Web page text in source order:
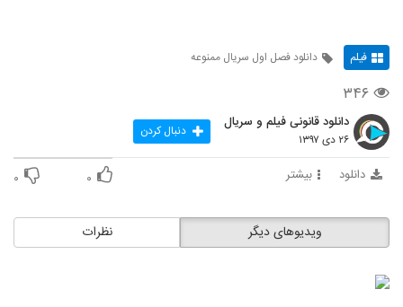
فیلم دانلود فصل اول سریال ممنوعه
۳۴۶
دانلود قانونی فیلم و سریال
۲۶ دی ۱۳۹۷ دنبال کردن
دانلود بیشتر ۰ ۰
نظرات ویدیوهای دیگر